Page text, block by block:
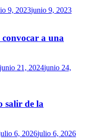
9, 2023junio 9, 2023
a una
junio 21, 2024junio 24,
salir de la
6, 2026julio 6, 2026